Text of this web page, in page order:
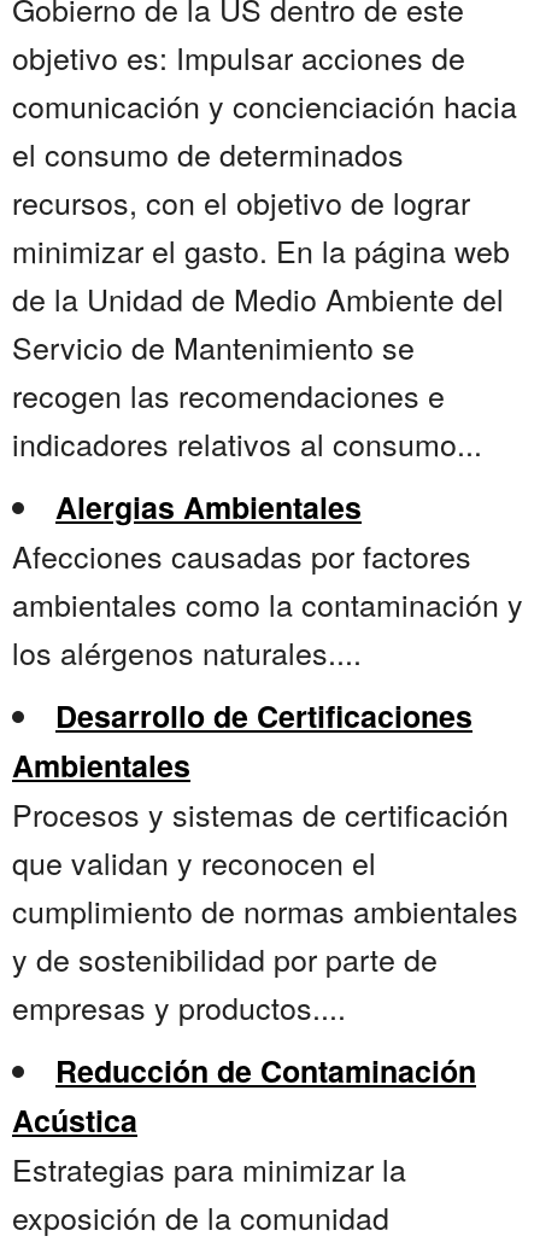
objetivo es: Impulsar acciones de
comunicación y concienciación hacia
el consumo de determinados
recursos, con el objetivo de lograr
minimizar el gasto. En la página web
de la Unidad de Medio Ambiente del
Servicio de Mantenimiento se
recogen las recomendaciones e
indicadores relativos al consumo...
Alergias Ambientales
Afecciones causadas por factores
ambientales como la contaminación y
los alérgenos naturales....
Desarrollo de Certificaciones
Ambientales
Procesos y sistemas de certificación
que validan y reconocen el
cumplimiento de normas ambientales
y de sostenibilidad por parte de
empresas y productos....
Reducción de Contaminación
Acústica
Estrategias para minimizar la
exposición de la comunidad